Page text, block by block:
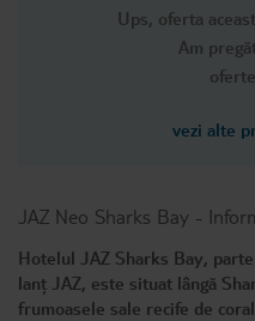
Ups, oferta
Am
vezi alte
JAZ Neo Sharks Bay -
Hotelul JAZ Sharks Bay,
lanț JAZ, este situat lângă
frumoasele sale recife de